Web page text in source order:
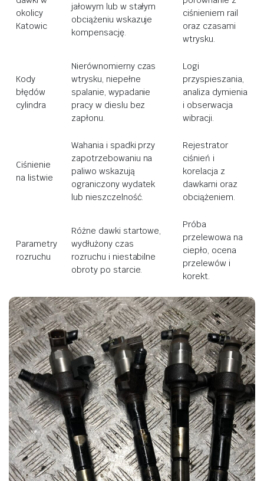
okolicy
Katowic
jałowym lub w stałym
obciążeniu wskazuje
kompensację.
ciśnieniem rail
oraz czasami
wtrysku.
Kody
błędów
cylindra
Nierównomierny czas
wtrysku, niepełne
spalanie, wypadanie
pracy w dieslu bez
zapłonu.
Logi
przyspieszania,
analiza dymienia
i obserwacja
wibracji.
Ciśnienie
na listwie
Wahania i spadki przy
zapotrzebowaniu na
paliwo wskazują
ograniczony wydatek
lub nieszczelność.
Rejestrator
ciśnień i
korelacja z
dawkami oraz
obciążeniem.
Parametry
rozruchu
Różne dawki startowe,
wydłużony czas
rozruchu i niestabilne
obroty po starcie.
Próba
przelewowa na
ciepło, ocena
przelewów i
korekt.